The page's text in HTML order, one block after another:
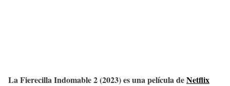
La Fierecilla Indomable 2 (2023) es una película deNetflix